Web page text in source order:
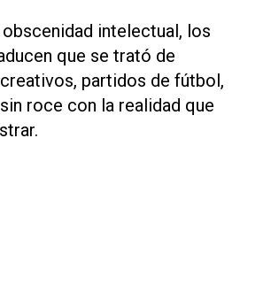
intelectual, los
que se trató de
partidos de fútbol,
roce con la realidad que